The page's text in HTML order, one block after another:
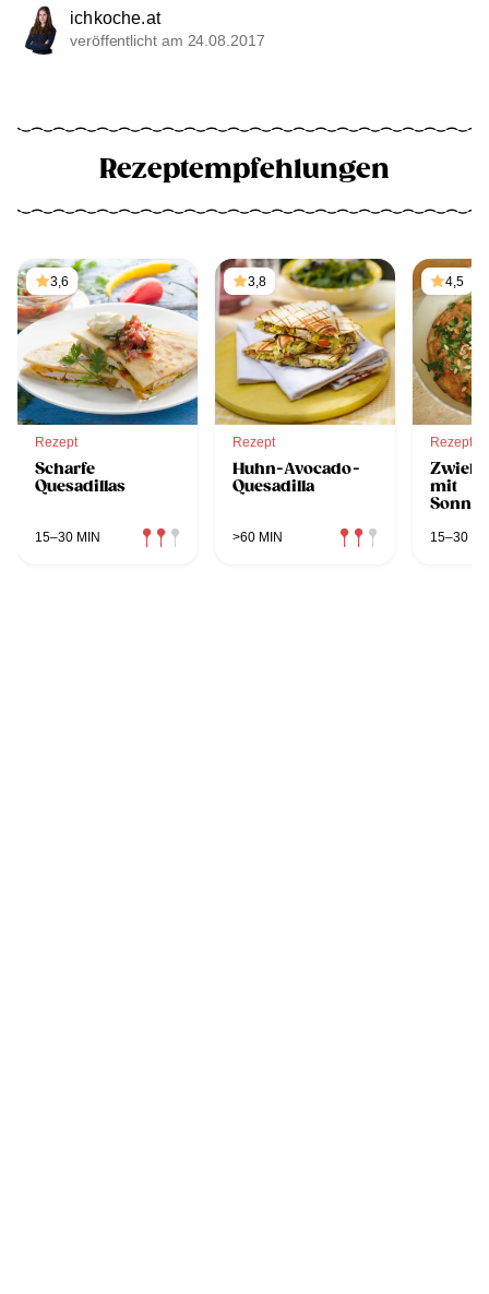
ichkoche.at
veröffentlicht am 24.08.2017
Rezeptempfehlungen
3,6
Rezept
Scharfe
Quesadillas
15–30 MIN
3,8
Rezept
Huhn-Avocado-
Quesadilla
>60 MIN
4,5
Rezept
mit
15–30